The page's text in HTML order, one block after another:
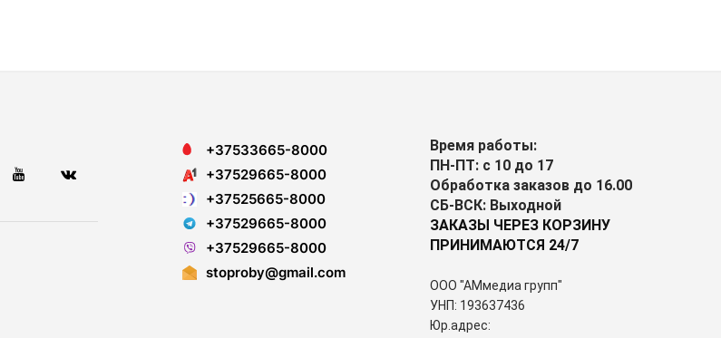
+37533665-8000
+37529665-8000
+37525665-8000
+37529665-8000
+37529665-8000
stoproby@gmail.com
Время работы:
ПН-ПТ: с 10 до 17
Обработка заказов до 16.00
СБ-ВСК: Выходной
ЗАКАЗЫ ЧЕРЕЗ КОРЗИНУ
ПРИНИМАЮТСЯ 24/7
ООО "АМмедиа групп"
УНП: 193637436
Юр.адрес: